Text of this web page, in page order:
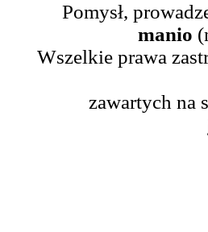
Pomysł,
manio
Wszelkie prawa
zawartych na